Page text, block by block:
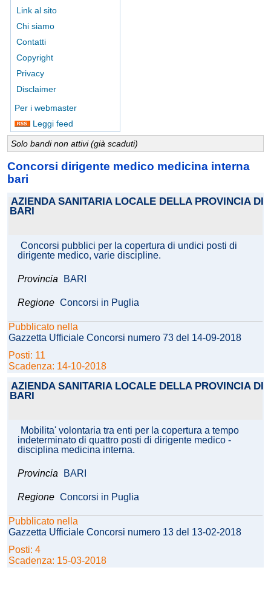
Link al sito
Chi siamo
Contatti
Copyright
Privacy
Disclaimer
Per i webmaster
Leggi feed
Solo bandi non attivi (già scaduti)
Concorsi dirigente medico medicina interna
bari
AZIENDA SANITARIA LOCALE DELLA PROVINCIA DI
BARI
Concorsi pubblici per la copertura di undici posti di
dirigente medico, varie discipline.
Provincia BARI
Regione Concorsi in Puglia
Pubblicato nella
Gazzetta Ufficiale Concorsi numero 73 del 14-09-2018
Posti: 11
Scadenza: 14-10-2018
AZIENDA SANITARIA LOCALE DELLA PROVINCIA DI
BARI
Mobilita' volontaria tra enti per la copertura a tempo
indeterminato di quattro posti di dirigente medico -
disciplina medicina interna.
Provincia BARI
Regione Concorsi in Puglia
Pubblicato nella
Gazzetta Ufficiale Concorsi numero 13 del 13-02-2018
Posti: 4
Scadenza: 15-03-2018